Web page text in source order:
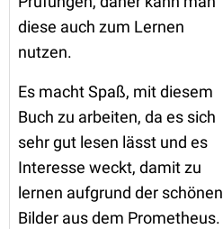
diese auch zum Lernen
nutzen.
Es macht Spaß, mit diesem
Buch zu arbeiten, da es sich
sehr gut lesen lässt und es
Interesse weckt, damit zu
lernen aufgrund der schönen
Bilder aus dem Prometheus.